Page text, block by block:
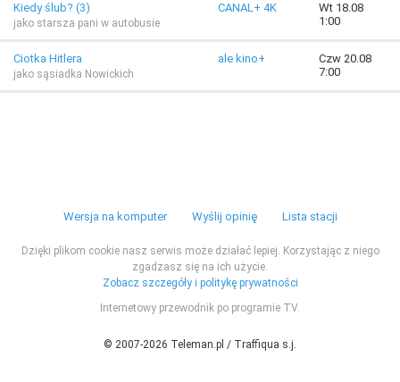
Kiedy ślub? (3)
jako starsza pani w autobusie
CANAL+ 4K
Wt 18.08
1:00
Ciotka Hitlera
jako sąsiadka Nowickich
ale kino+
Czw 20.08
7:00
Wersja na komputer Wyślij opinię Lista stacji
Dzięki plikom cookie nasz serwis może działać lepiej. Korzystając z niego
zgadzasz się na ich użycie.
Zobacz szczegóły i politykę prywatności
Internetowy przewodnik po programie TV.
© 2007-2026 Teleman.pl / Traffiqua s.j.